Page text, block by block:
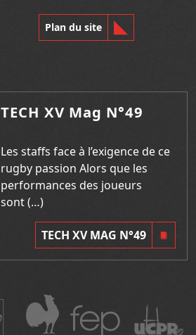
Plan du site
TECH XV Mag N°49
Les staffs face à l’exigence de ce
rugby passion Alors que les
performances des joueurs
sont (…)
TECH XV MAG N°49